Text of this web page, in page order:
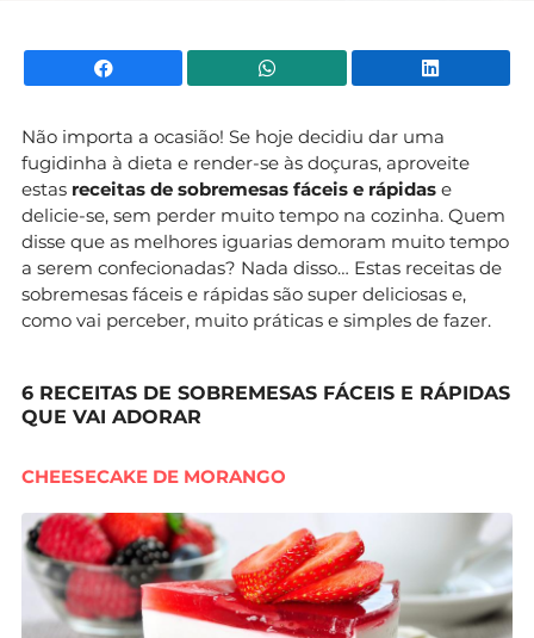
Facebook WhatsApp
Não importa a ocasião! Se hoje decidiu dar uma
fugidinha à dieta e render-se às doçuras, aproveite
estas receitas de sobremesas fáceis e rápidas e
delicie-se, sem perder muito tempo na cozinha. Quem
disse que as melhores iguarias demoram muito tempo
a serem confecionadas? Nada disso… Estas receitas de
sobremesas fáceis e rápidas são super deliciosas e,
como vai perceber, muito práticas e simples de fazer.
6 RECEITAS DE SOBREMESAS FÁCEIS E RÁPIDAS
QUE VAI ADORAR
CHEESECAKE DE MORANGO